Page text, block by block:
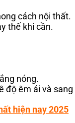
cách nội thất.
thế khi cần.
nóng.
độ êm ái và
hiện nay 2025